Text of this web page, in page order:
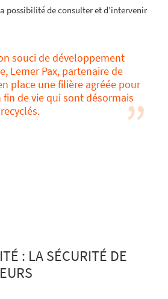
possibilité de consulter et d’intervenir
souci de développement
Lemer Pax, partenaire de
place une filière agréée pour
de vie qui sont désormais
recyclés.
: LA SÉCURITÉ DE